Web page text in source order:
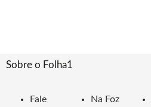
Sobre o Folha1
Fale
Na Foz